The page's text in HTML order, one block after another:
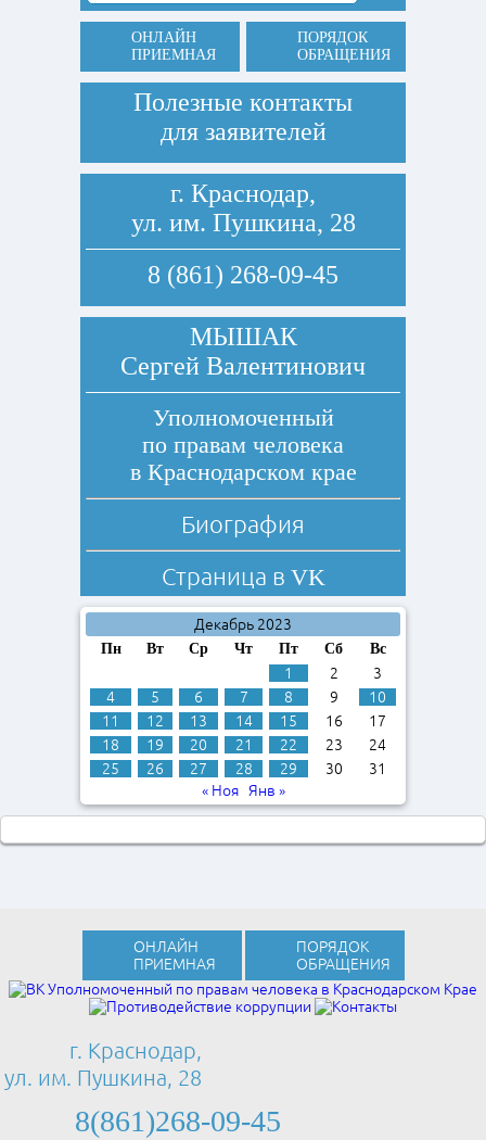
ОНЛАЙН
ПРИЕМНАЯ
ПОРЯДОК
ОБРАЩЕНИЯ
Полезные контакты
для заявителей
г. Краснодар,
ул. им. Пушкина, 28
8 (861) 268-09-45
МЫШАК
Сергей Валентинович
Уполномоченный
по правам человека
в Краснодарском крае
Биография
Страница в VK
Декабрь 2023
Пн Вт Ср Чт Пт Сб Вс
1 2
3
4
5 6 7 8 9
10
11
12 13 14 15 16
17
18
19 20 21 22 23
24
25
26 27 28 29 30
31
« Ноя Янв »
ОНЛАЙН
ПРИЕМНАЯ
ПОРЯДОК
ОБРАЩЕНИЯ
г. Краснодар,
ул. им. Пушкина, 28
8(861)268-09-45